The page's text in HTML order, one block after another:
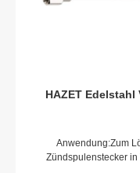
HAZET Edelstahl
Anwendung:Zum
Zündspulenstecker